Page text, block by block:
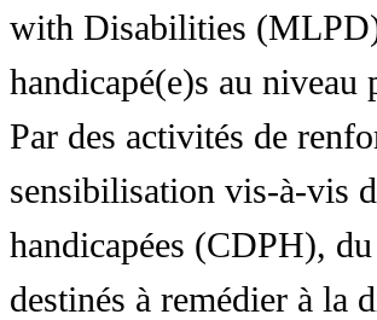
with Disabilities (MLPD)
handicapé(e)s au
Par des activités de
sensibilisation vis-à-vis
handicapées (CDPH),
destinés à remédier à la